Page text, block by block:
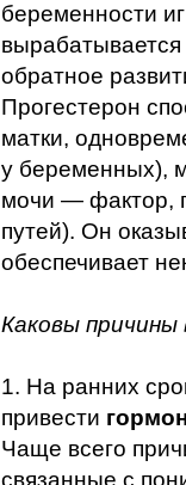
беременности
обратное
Прогестерон
матки,
у беременных),
мочи — фактор,
путей). Он
обеспечивает
Каковы причины
1. На ранних
привести
Чаще всего
связанные с